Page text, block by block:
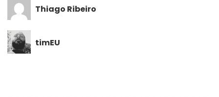
Thiago Ribeiro
timEU